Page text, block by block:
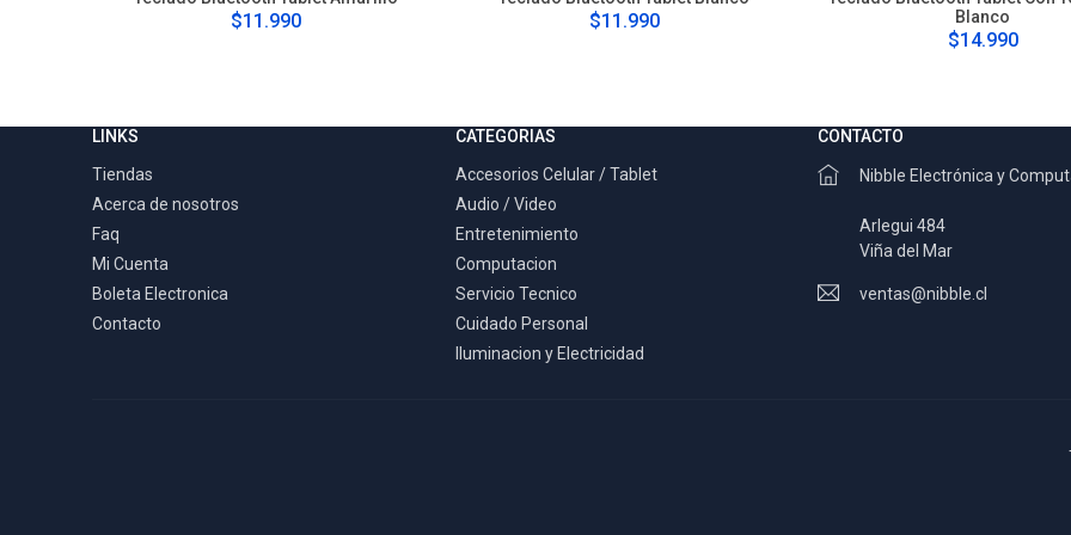
$11.990 $11.990
Blanco
$14.990
LINKS
Tiendas
Acerca de nosotros
Faq
Mi Cuenta
Boleta Electronica
Contacto
CATEGORIAS
Accesorios Celular / Tablet
Audio / Video
Entretenimiento
Computacion
Servicio Tecnico
Cuidado Personal
Iluminacion y Electricidad
CONTACTO
Nibble Electrónica y
Arlegui 484
Viña del Mar
ventas@nibble.cl